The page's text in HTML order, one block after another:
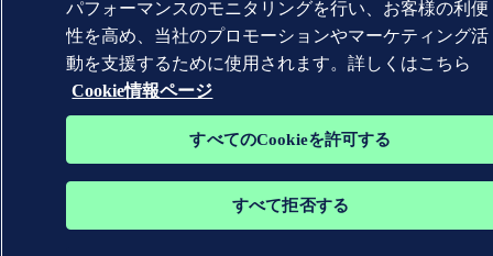
パフォーマンスのモニタリングを行い、お客様の利便
性を高め、当社のプロモーションやマーケティング活
動を支援するために使用されます。詳しくはこちら
Cookie情報ページ
すべてのCookieを許可する
すべて拒否する